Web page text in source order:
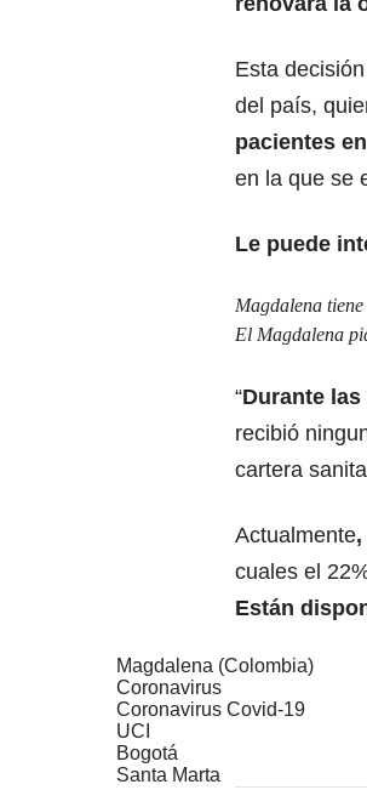
Esta
del país,
pacientes
en la que se
Le puede
Magdalena
El Magdalena
“Durante
recibió
cartera
Actualmente
cuales el
Están
Magdalena (Colombia)
Coronavirus
Coronavirus Covid-19
UCI
Bogotá
Santa Marta